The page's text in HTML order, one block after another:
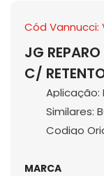
Cód Vannucci:
JG
C/
Aplicação:
Similares:
Codigo
MARCA